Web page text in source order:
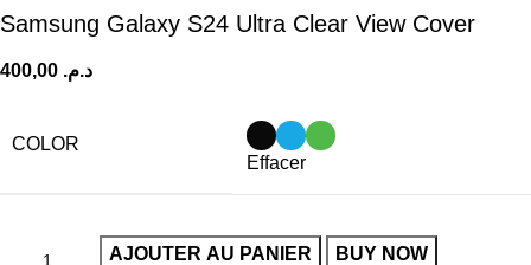
Samsung Galaxy S24 Ultra Clear View Cover
د.م.
COLOR
Effacer
AJOUTER AU PANIER BUY NOW